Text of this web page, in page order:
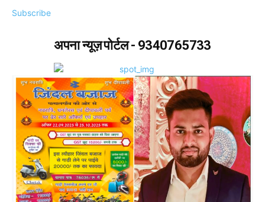
Subscribe
अपना न्यूज़ पोर्टल - 9340765733